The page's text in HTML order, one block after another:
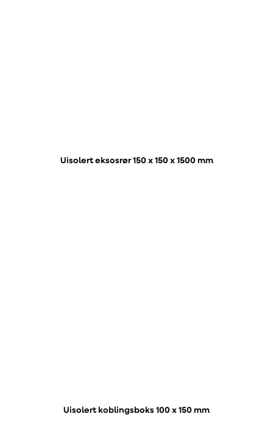
Uisolert eksosrør 150 x 150 x 1500 mm
Uisolert koblingsboks 100 x 150 mm